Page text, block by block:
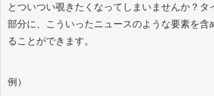
とついつい覗きたくなってしまいませんか？タ
部分に、こういったニュースのような要素を含
ることができます。
例）